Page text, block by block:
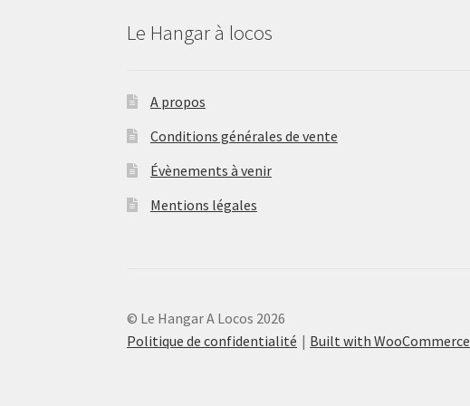
Le Hangar à locos
A propos
Conditions générales de vente
Évènements à venir
Mentions légales
© Le Hangar A Locos 2026
Politique de confidentialité
Built with WooCommerce